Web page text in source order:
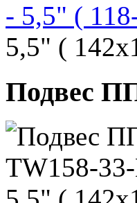
- 5,5" (
5,5" (
Подвес